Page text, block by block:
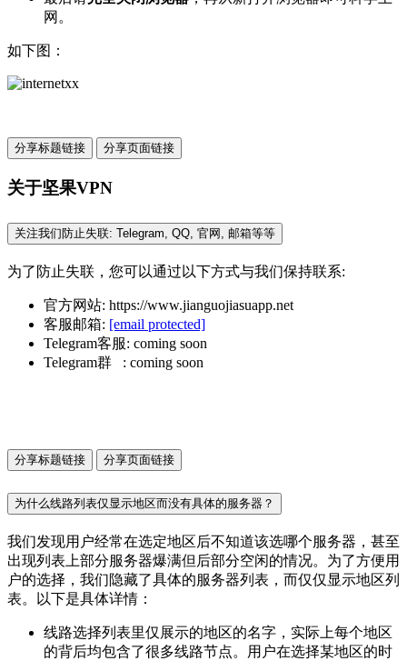
网。
如下图：
分享标题链接 分享页面链接
关于坚果VPN
关注我们防止失联: Telegram, QQ, 官网, 邮箱等等
为了防止失联，您可以通过以下方式与我们保持联系:
官方网站: https://www.jianguojiasuapp.net
客服邮箱: [email protected]
Telegram客服: coming soon
Telegram群 : coming soon
分享标题链接 分享页面链接
为什么线路列表仅显示地区而没有具体的服务器？
我们发现用户经常在选定地区后不知道该选哪个服务器，甚至
出现列表上部分服务器爆满但后部分空闲的情况。为了方便用
户的选择，我们隐藏了具体的服务器列表，而仅仅显示地区列
表。以下是具体详情：
线路选择列表里仅展示的地区的名字，实际上每个地区
的背后均包含了很多线路节点。用户在选择某地区的时